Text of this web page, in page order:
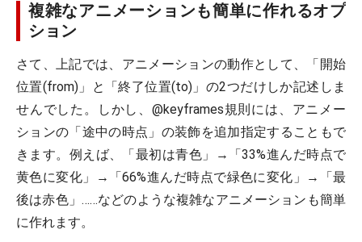
複雑なアニメーションも簡単に作れるオプ
ション
さて、上記では、アニメーションの動作として、「開始
位置(from)」と「終了位置(to)」の2つだけしか記述しま
せんでした。しかし、@keyframes規則には、アニメー
ションの「途中の時点」の装飾を追加指定することもで
きます。例えば、「最初は青色」→「33%進んだ時点で
黄色に変化」→「66%進んだ時点で緑色に変化」→「最
後は赤色」……などのような複雑なアニメーションも簡単
に作れます。